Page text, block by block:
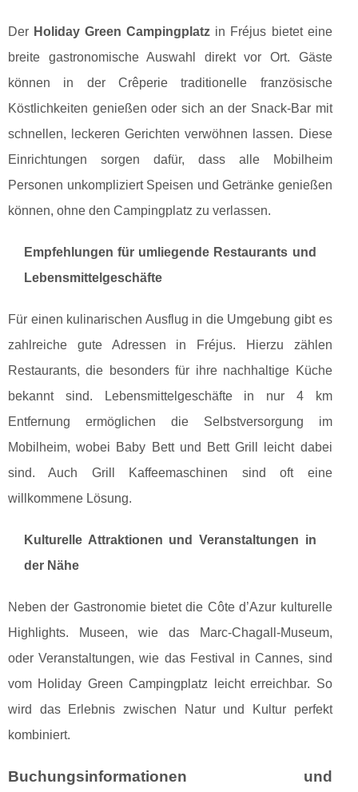
Der Holiday Green Campingplatz in Fréjus bietet eine
breite gastronomische Auswahl direkt vor Ort. Gäste
können in der Crêperie traditionelle französische
Köstlichkeiten genießen oder sich an der Snack-Bar mit
schnellen, leckeren Gerichten verwöhnen lassen. Diese
Einrichtungen sorgen dafür, dass alle Mobilheim
Personen unkompliziert Speisen und Getränke genießen
können, ohne den Campingplatz zu verlassen.
Empfehlungen für umliegende Restaurants und
Lebensmittelgeschäfte
Für einen kulinarischen Ausflug in die Umgebung gibt es
zahlreiche gute Adressen in Fréjus. Hierzu zählen
Restaurants, die besonders für ihre nachhaltige Küche
bekannt sind. Lebensmittelgeschäfte in nur 4 km
Entfernung ermöglichen die Selbstversorgung im
Mobilheim, wobei Baby Bett und Bett Grill leicht dabei
sind. Auch Grill Kaffeemaschinen sind oft eine
willkommene Lösung.
Kulturelle Attraktionen und Veranstaltungen in
der Nähe
Neben der Gastronomie bietet die Côte d’Azur kulturelle
Highlights. Museen, wie das Marc-Chagall-Museum,
oder Veranstaltungen, wie das Festival in Cannes, sind
vom Holiday Green Campingplatz leicht erreichbar. So
wird das Erlebnis zwischen Natur und Kultur perfekt
kombiniert.
Buchungsinformationen und